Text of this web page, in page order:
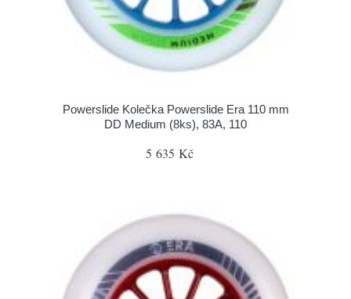
Powerslide Kolečka Powerslide Era 110 mm
DD Medium (8ks), 83A, 110
5 635 Kč